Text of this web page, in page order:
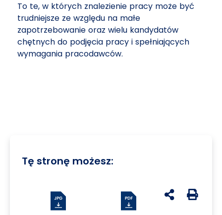
To te, w których znalezienie pracy może być
trudniejsze ze względu na małe
zapotrzebowanie oraz wielu kandydatów
chętnych do podjęcia pracy i spełniających
wymagania pracodawców.
Tę stronę możesz:
udostępnij na
Generuj